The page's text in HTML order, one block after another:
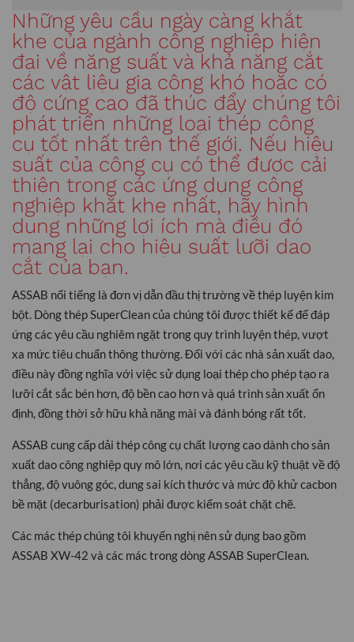
Những yêu cầu ngày càng khắt
khe của ngành công nghiệp hiện
đại về năng suất và khả năng cắt
các vật liệu gia công khó hoặc có
độ cứng cao đã thúc đẩy chúng tôi
phát triển những loại thép công
cụ tốt nhất trên thế giới. Nếu hiệu
suất của công cụ có thể được cải
thiện trong các ứng dụng công
nghiệp khắt khe nhất, hãy hình
dung những lợi ích mà điều đó
mang lại cho hiệu suất lưỡi dao
cắt của bạn.
ASSAB nổi tiếng là đơn vị dẫn đầu thị trường về thép luyện kim
bột. Dòng thép SuperClean của chúng tôi được thiết kế để đáp
ứng các yêu cầu nghiêm ngặt trong quy trình luyện thép, vượt
xa mức tiêu chuẩn thông thường. Đối với các nhà sản xuất dao,
điều này đồng nghĩa với việc sử dụng loại thép cho phép tạo ra
lưỡi cắt sắc bén hơn, độ bền cao hơn và quá trình sản xuất ổn
định, đồng thời sở hữu khả năng mài và đánh bóng rất tốt.
ASSAB cung cấp dải thép công cụ chất lượng cao dành cho sản
xuất dao công nghiệp quy mô lớn, nơi các yêu cầu kỹ thuật về độ
thẳng, độ vuông góc, dung sai kích thước và mức độ khử cacbon
bề mặt (decarburisation) phải được kiểm soát chặt chẽ.
Các mác thép chúng tôi khuyến nghị nên sử dụng bao gồm
ASSAB XW-42 và các mác trong dòng ASSAB SuperClean.